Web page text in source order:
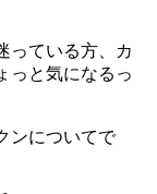
っている方、カ
っと気になるっ
ンについてで